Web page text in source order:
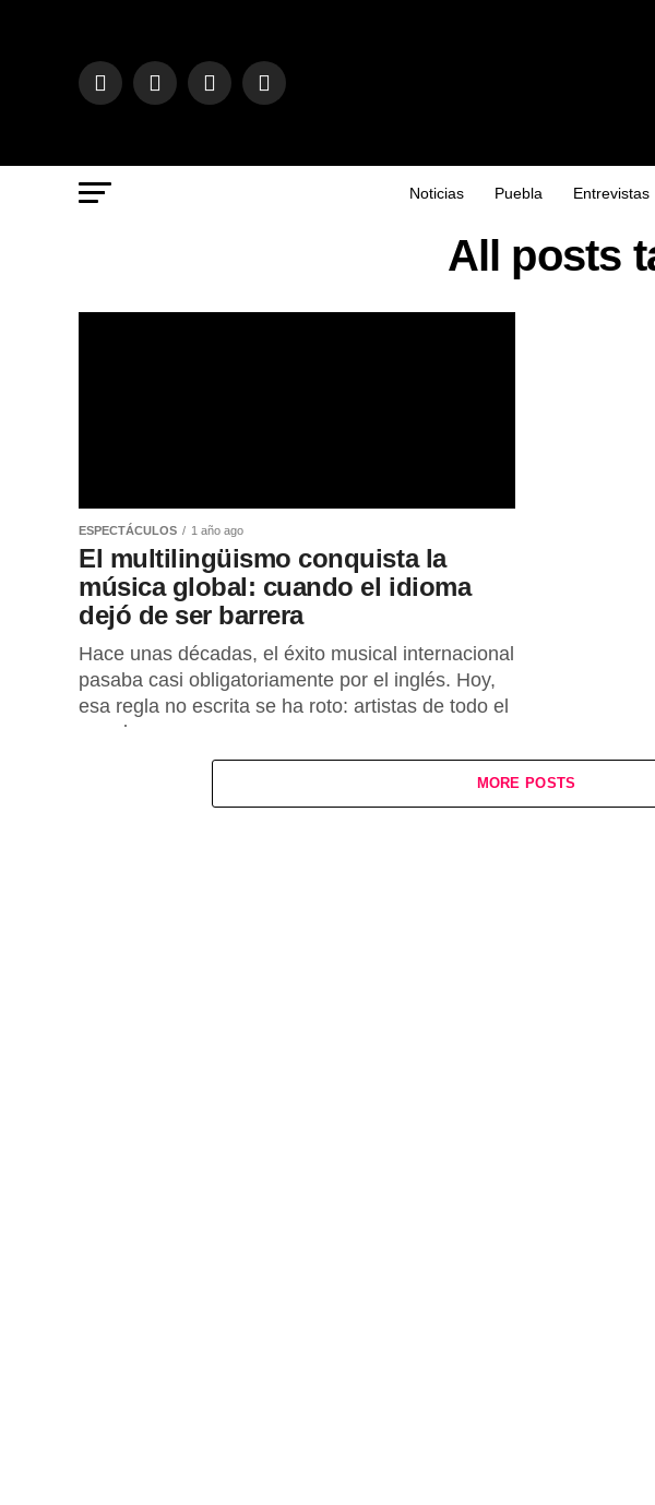
Noticias Puebla Entrevistas
All posts
ESPECTÁCULOS 1 año ago
El multilingüismo conquista la
música global: cuando el idioma
dejó de ser barrera
Hace unas décadas, el éxito musical internacional
pasaba casi obligatoriamente por el inglés. Hoy,
esa regla no escrita se ha roto: artistas de todo el
mundo...
MORE POSTS